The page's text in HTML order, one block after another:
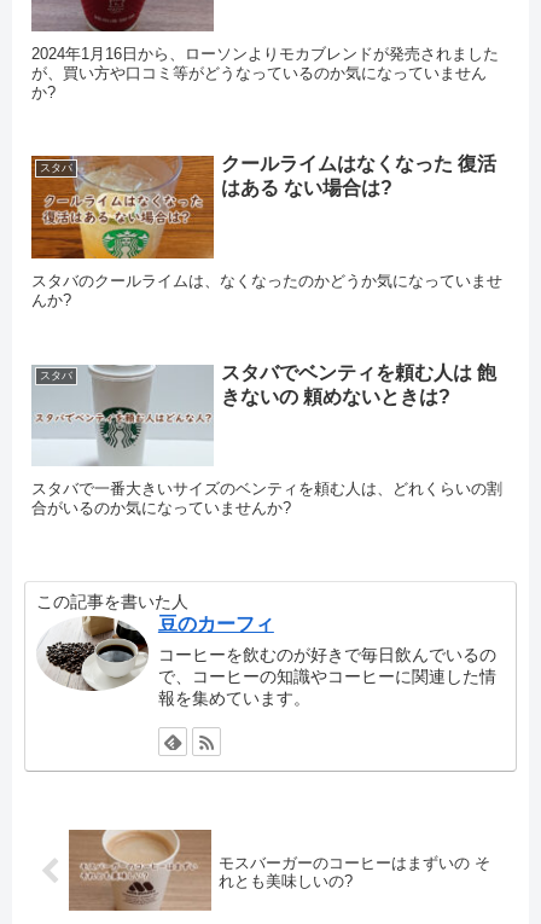
2024年1月16日から、ローソンよりモカブレンドが発売されました
が、買い方や口コミ等がどうなっているのか気になっていません
か?
スタバ
クールライムはなくなった 復活
はある ない場合は?
スタバのクールライムは、なくなったのかどうか気になっていませ
んか?
スタバ
スタバでベンティを頼む人は 飽
きないの 頼めないときは?
スタバで一番大きいサイズのベンティを頼む人は、どれくらいの割
合がいるのか気になっていませんか?
この記事を書いた人
豆のカーフィ
コーヒーを飲むのが好きで毎日飲んでいるの
で、コーヒーの知識やコーヒーに関連した情
報を集めています。
モスバーガーのコーヒーはまずいの そ
れとも美味しいの?